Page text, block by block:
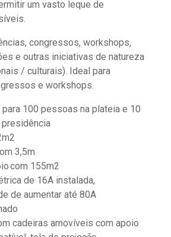
um vasto leque de
congressos, workshops,
e outras iniciativas de natureza
/ culturais). Ideal para
e workshops.
para 100 pessoas na plateia e 10
3,5m
com 155m2
de 16A instalada,
de aumentar até 80A
cadeiras amovíveis com apoio